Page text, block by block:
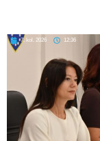
7. kol. 2026 12:36